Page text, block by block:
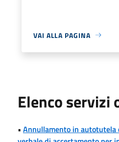
VAI ALLA PAGINA
Elenco servizi
• Annullamento in autotutela